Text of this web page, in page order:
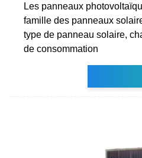
Les panneaux
famille des panneaux
type de panneau solaire,
de consommation